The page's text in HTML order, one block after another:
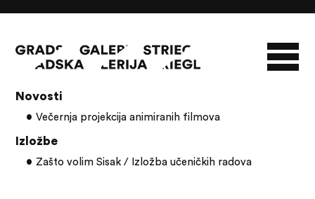
O GALERIJI
ZBIRKA STRIEGL LIKOVNA ZBIRKA
Novosti
Večernja projekcija animiranih filmova
Izložbe
Zašto volim Sisak / Izložba učeničkih radova